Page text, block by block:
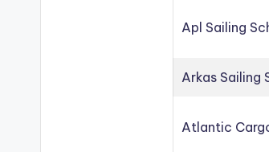
Apl Sailing
Arkas Sailing
Atlantic